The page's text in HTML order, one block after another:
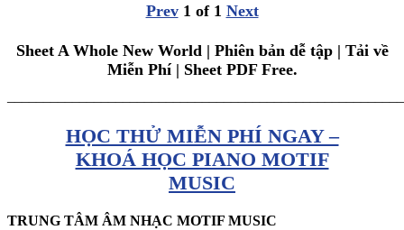
Prev 1 of 1 Next
Sheet A Whole New World | Phiên bản dễ tập | Tải về
Miễn Phí | Sheet PDF Free.
HỌC THỬ MIỄN PHÍ NGAY –
KHOÁ HỌC PIANO MOTIF
MUSIC
TRUNG TÂM ÂM NHẠC MOTIF MUSIC